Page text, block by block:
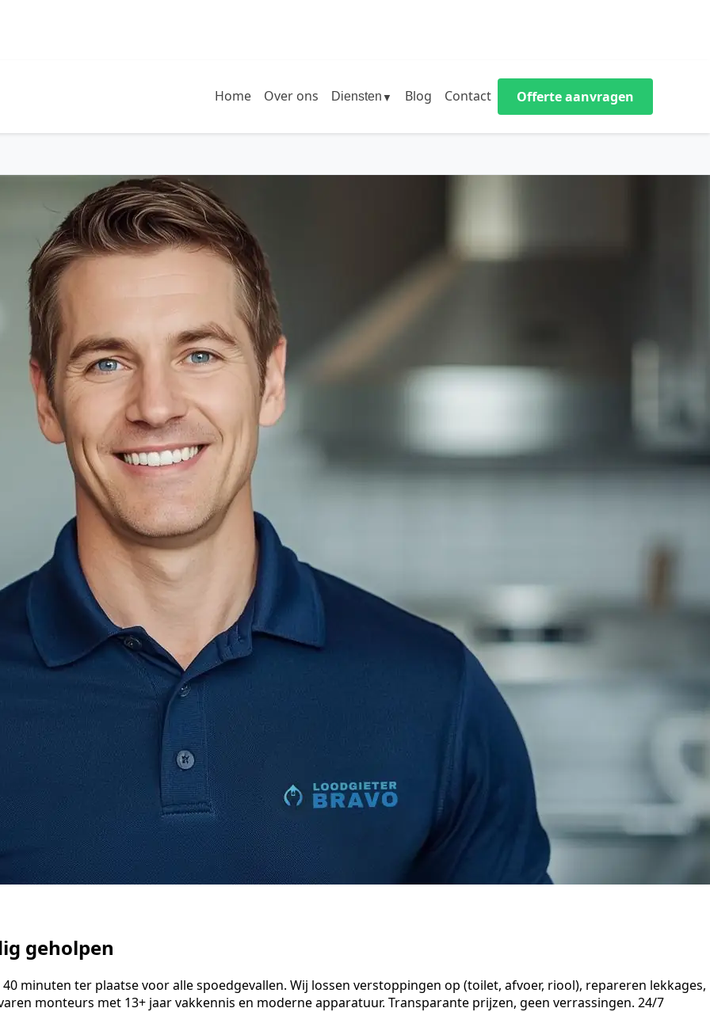
Home Over ons Diensten ▼ Blog Contact Offerte aanvragen
geholpen
minuten ter plaatse voor alle spoedgevallen. Wij lossen verstoppingen op (toilet, afvoer, riool), repareren lekkages,
monteurs met 13+ jaar vakkennis en moderne apparatuur. Transparante prijzen, geen verrassingen. 24/7